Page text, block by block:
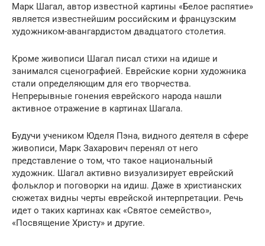
Марк Шагал, автор известной картины «Белое распятие»
является известнейшим российским и французским
художником-авангардистом двадцатого столетия.
Кроме живописи Шагал писал стихи на идише и
занимался сценографией. Еврейские корни художника
стали определяющим для его творчества.
Непрерывные гонения еврейского народа нашли
активное отражение в картинах Шагала.
Будучи учеником Юделя Пэна, видного деятеля в сфере
живописи, Марк Захарович перенял от него
представление о том, что такое национальный
художник. Шагал активно визуализирует еврейский
фольклор и поговорки на идиш. Даже в христианских
сюжетах видны черты еврейской интерпретации. Речь
идет о таких картинах как «Святое семейство»,
«Посвящение Христу» и другие.